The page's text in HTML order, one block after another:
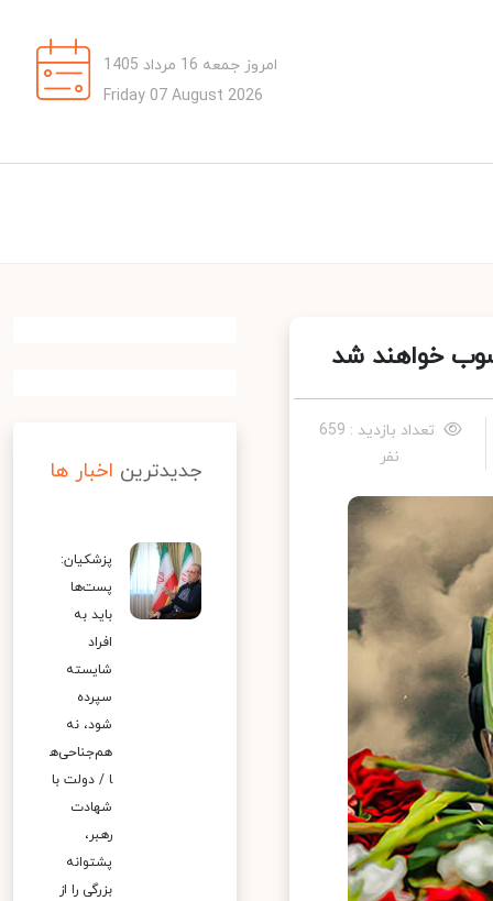
امروز جمعه 16 مرداد 1405
Friday 07 August 2026
خواهند شد
تعداد بازدید : 659
نفر
جدیدترین اخبار ها
پزشکیان:
پست‌ها
باید به
افراد
شایسته
سپرده
شود، نه
هم‌جناحی‌ه
ا / دولت با
شهادت
رهبر،
پشتوانه
بزرگی را از